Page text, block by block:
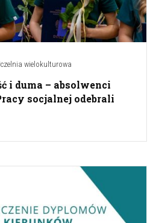
wielokulturowa
i duma – absolwenci
socjalnej odebrali